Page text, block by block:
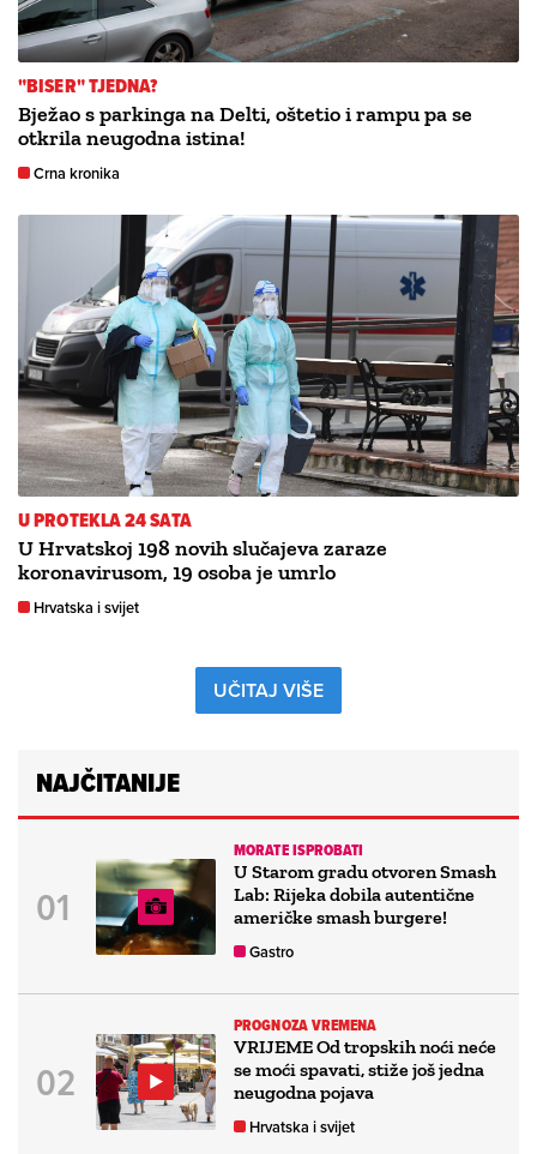
"BISER" TJEDNA?
Bježao s parkinga na Delti, oštetio i rampu pa se
otkrila neugodna istina!
Crna kronika
U PROTEKLA 24 SATA
U Hrvatskoj 198 novih slučajeva zaraze
koronavirusom, 19 osoba je umrlo
Hrvatska i svijet
UČITAJ VIŠE
NAJČITANIJE
MORATE ISPROBATI
U Starom gradu otvoren Smash
Lab: Rijeka dobila autentične
američke smash burgere!
Gastro
PROGNOZA VREMENA
VRIJEME Od tropskih noći neće
se moći spavati, stiže još jedna
neugodna pojava
Hrvatska i svijet